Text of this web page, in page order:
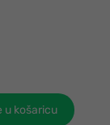
u košaricu